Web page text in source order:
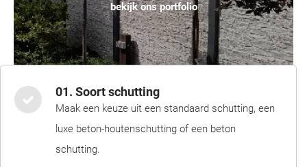
bekijk ons portfolio
01. Soort schutting
Maak een keuze uit een standaard schutting, een
luxe beton-houtenschutting of een beton
schutting.